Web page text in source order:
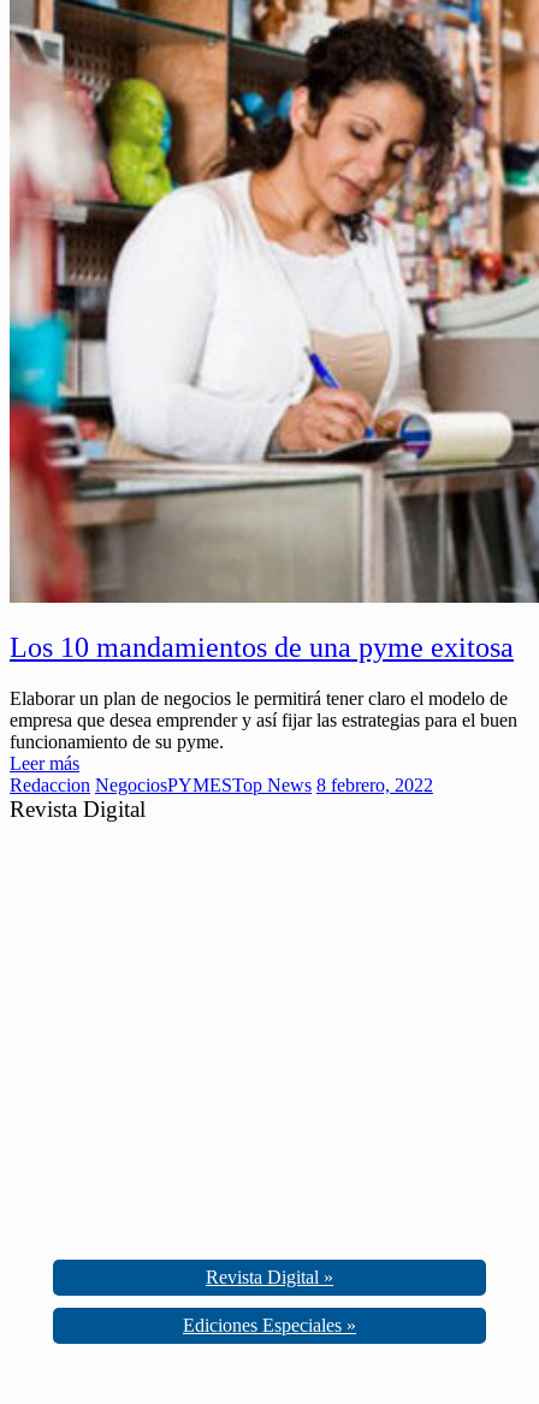
Los 10 mandamientos de una pyme exitosa
Elaborar un plan de negocios le permitirá tener claro el modelo de
empresa que desea emprender y así fijar las estrategias para el buen
funcionamiento de su pyme.
Leer más
Redaccion NegociosPYMESTop News 8 febrero, 2022
Revista Digital
Revista Digital »
Ediciones Especiales »